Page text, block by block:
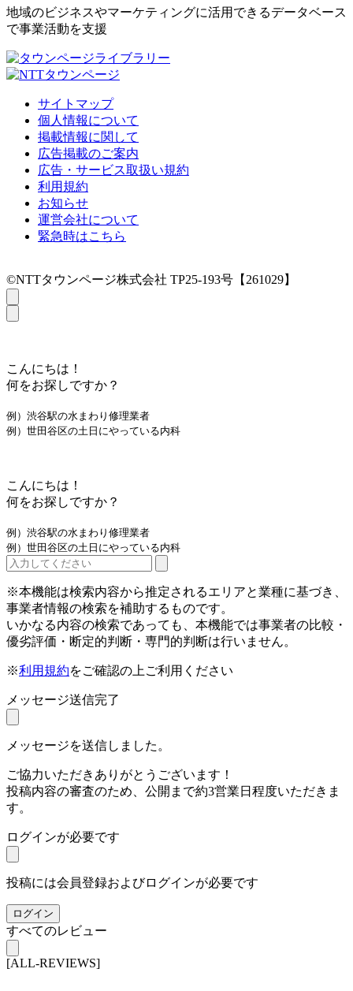
地域のビジネスやマーケティングに活用できるデータベース
で事業活動を支援
サイトマップ
個人情報について
掲載情報に関して
広告掲載のご案内
広告・サービス取扱い規約
利用規約
お知らせ
運営会社について
緊急時はこちら
©NTTタウンページ株式会社 TP25-193号【261029】
こんにちは！
何をお探しですか？
例）渋谷駅の水まわり修理業者
例）世田谷区の土日にやっている内科
こんにちは！
何をお探しですか？
例）渋谷駅の水まわり修理業者
例）世田谷区の土日にやっている内科
※本機能は検索内容から推定されるエリアと業種に基づき、
事業者情報の検索を補助するものです。
いかなる内容の検索であっても、本機能では事業者の比較・
優劣評価・断定的判断・専門的判断は行いません。
※利用規約をご確認の上ご利用ください
メッセージ送信完了
メッセージを送信しました。
ご協力いただきありがとうございます！
投稿内容の審査のため、公開まで約3営業日程度いただきま
す。
ログインが必要です
投稿には会員登録およびログインが必要です
ログイン
すべてのレビュー
[ALL-REVIEWS]